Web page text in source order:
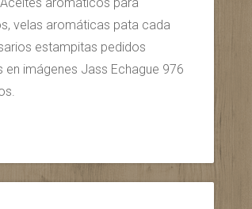
velas aromáticas pata cada
estampitas pedidos
en imágenes Jass Echague 976